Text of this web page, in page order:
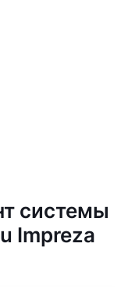
системы
Impreza